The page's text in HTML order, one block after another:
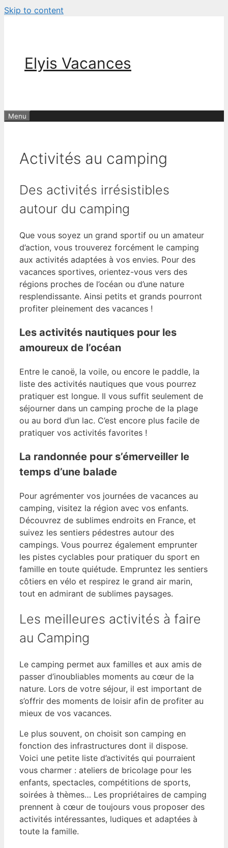
Skip to content
Elyis Vacances
Menu
Activités au camping
Des activités irrésistibles
autour du camping
Que vous soyez un grand sportif ou un amateur
d’action, vous trouverez forcément le camping
aux activités adaptées à vos envies. Pour des
vacances sportives, orientez-vous vers des
régions proches de l’océan ou d’une nature
resplendissante. Ainsi petits et grands pourront
profiter pleinement des vacances !
Les activités nautiques pour les
amoureux de l’océan
Entre le canoë, la voile, ou encore le paddle, la
liste des activités nautiques que vous pourrez
pratiquer est longue. Il vous suffit seulement de
séjourner dans un camping proche de la plage
ou au bord d’un lac. C’est encore plus facile de
pratiquer vos activités favorites !
La randonnée pour s’émerveiller le
temps d’une balade
Pour agrémenter vos journées de vacances au
camping, visitez la région avec vos enfants.
Découvrez de sublimes endroits en France, et
suivez les sentiers pédestres autour des
campings. Vous pourrez également emprunter
les pistes cyclables pour pratiquer du sport en
famille en toute quiétude. Empruntez les sentiers
côtiers en vélo et respirez le grand air marin,
tout en admirant de sublimes paysages.
Les meilleures activités à faire
au Camping
Le camping permet aux familles et aux amis de
passer d’inoubliables moments au cœur de la
nature. Lors de votre séjour, il est important de
s’offrir des moments de loisir afin de profiter au
mieux de vos vacances.
Le plus souvent, on choisit son camping en
fonction des infrastructures dont il dispose.
Voici une petite liste d’activités qui pourraient
vous charmer : ateliers de bricolage pour les
enfants, spectacles, compétitions de sports,
soirées à thèmes… Les propriétaires de camping
prennent à cœur de toujours vous proposer des
activités intéressantes, ludiques et adaptées à
toute la famille.